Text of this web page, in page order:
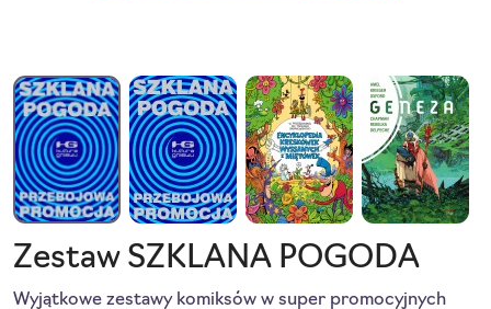
Zestaw SZKLANA POGODA
Wyjątkowe zestawy komiksów w super promocyjnych